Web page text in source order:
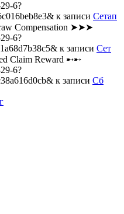
6?
к записи Сетап
Compensation ➤➤➤
6?
к записи Сет
Claim Reward ➸➸
6?
к записи Сб